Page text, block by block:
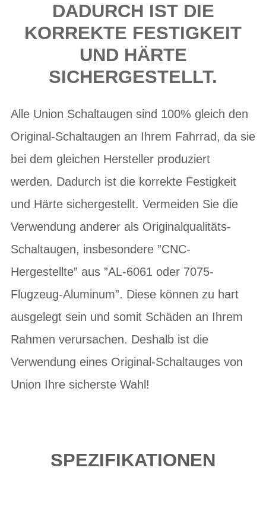
DADURCH IST DIE
KORREKTE FESTIGKEIT
UND HÄRTE
SICHERGESTELLT.
Alle Union Schaltaugen sind 100% gleich den
Original-Schaltaugen an Ihrem Fahrrad, da sie
bei dem gleichen Hersteller produziert
werden. Dadurch ist die korrekte Festigkeit
und Härte sichergestellt. Vermeiden Sie die
Verwendung anderer als Originalqualitäts-
Schaltaugen, insbesondere ”CNC-
Hergestellte” aus ”AL-6061 oder 7075-
Flugzeug-Aluminum”. Diese können zu hart
ausgelegt sein und somit Schäden an Ihrem
Rahmen verursachen. Deshalb ist die
Verwendung eines Original-Schaltauges von
Union Ihre sicherste Wahl!
SPEZIFIKATIONEN